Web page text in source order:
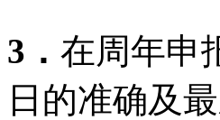
3． 在周年申
日的准确及